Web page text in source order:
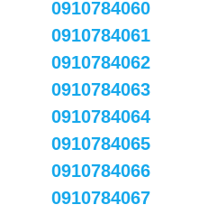
0910784060
0910784061
0910784062
0910784063
0910784064
0910784065
0910784066
0910784067